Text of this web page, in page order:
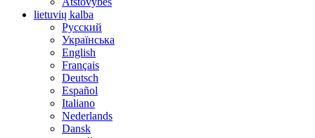
lietuvių kalba
Русский
Українська
English
Français
Deutsch
Español
Italiano
Nederlands
Dansk